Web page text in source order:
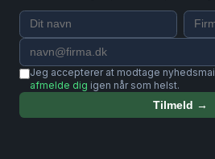
Jeg accepterer at modtage
afmelde dig igen når som helst.
Tilmeld →